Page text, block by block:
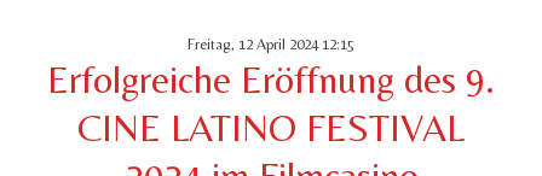
Freitag, 12 April 2024 12:15
Erfolgreiche Eröffnung des 9.
CINE LATINO FESTIVAL